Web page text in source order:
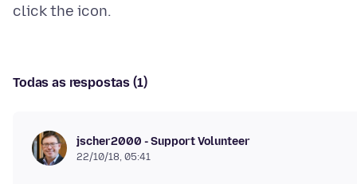
Todas as respostas (1)
jscher2000 - Support Volunteer
22/10/18, 05:41